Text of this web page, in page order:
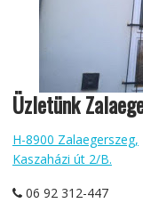
Üzletünk
H-8900 Zalaegerszeg,
Kaszaházi út 2/B.
06 92 312-447